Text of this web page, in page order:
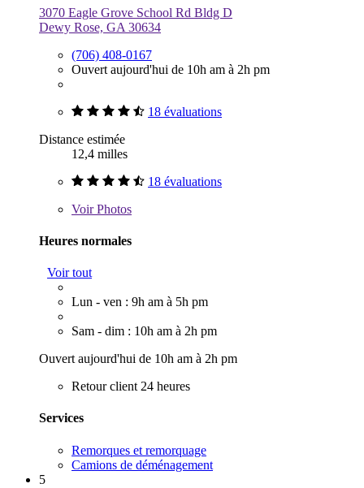
3070 Eagle Grove School Rd Bldg D
Dewy Rose, GA 30634
(706) 408-0167
Ouvert aujourd'hui de 10h am à 2h pm
18 évaluations
Distance estimée
12,4 milles
18 évaluations
VoirPhotos
Heures normales
Voir tout
Lun - ven : 9h am à 5h pm
Sam - dim : 10h am à 2h pm
Ouvert aujourd'hui de 10h am à 2h pm
Retour client 24 heures
Services
Remorques et remorquage
Camions de déménagement
5